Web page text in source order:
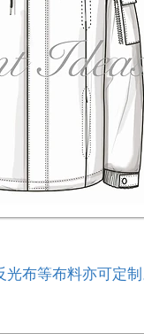
光布等布料亦可定制